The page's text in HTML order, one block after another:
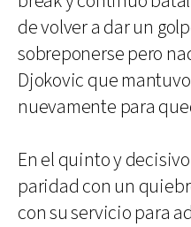
de volver a dar un
sobreponerse pero
Djokovic que
nuevamente para
En el quinto y
paridad con un
con su servicio para